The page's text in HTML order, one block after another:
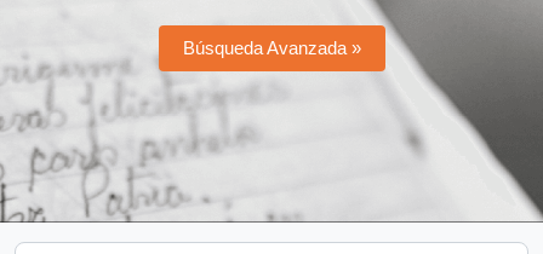
Búsqueda Avanzada »